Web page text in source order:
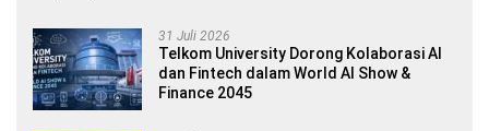
31 Juli 2026
Telkom University Dorong Kolaborasi AI
dan Fintech dalam World AI Show &
Finance 2045